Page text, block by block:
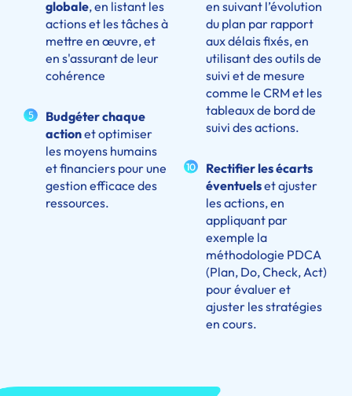
globale, en listant les
actions et les tâches à
mettre en œuvre, et
en s'assurant de leur
cohérence
5
Budgéter chaque
actionet optimiser
les moyens humains
et financiers pour une
gestion efficace des
ressources.
en suivant l’évolution
du plan par rapport
aux délais fixés, en
utilisant des outils de
suivi et de mesure
comme le CRM et les
tableaux de bord de
suivi des actions.
10
Rectifier les écarts
éventuelset ajuster
les actions, en
appliquant par
exemple la
méthodologie PDCA
(Plan, Do, Check, Act)
pour évaluer et
ajuster les stratégies
en cours.